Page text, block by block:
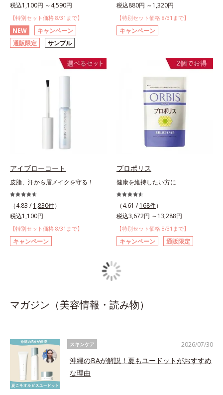
税込1,100円 ～4,590円
【特別セット価格 8/31まで】
NEW
キャンペーン
通販限定
サンプル
税込880円 ～1,320円
【特別セット価格 8/31まで】
キャンペーン
アイブローコート
皮脂、汗から眉メイクを守る！
（4.83 / 1,830件）
税込1,100円
【特別セット価格 8/31まで】
キャンペーン
プロポリス
健康を維持したい方に
（4.61 / 168件）
税込3,672円 ～13,288円
【特別セット価格 8/31まで】
キャンペーン 通販限定
マガジン（美容情報・読み物）
スキンケア
沖縄のBAが解説！夏もユードットがおすすめ
な理由
2026/07/30